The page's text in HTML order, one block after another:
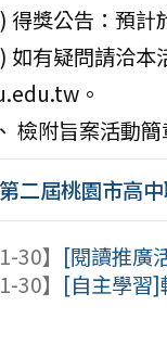
得獎公告：預計
如有疑問請洽
。
檢附旨案活動簡
第二屆桃園市高
30】 [閱讀推廣
30】 [自主學習]